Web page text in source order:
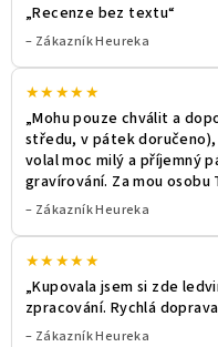
„Recenze bez textu“
– Zákazník Heureka
★★★★★
„Mohu pouze chválit a
středu, v pátek
volal moc milý a příjemný
gravírování. Za mou osobu
– Zákazník Heureka
★★★★★
„Kupovala jsem si zde
zpracování. Rychlá
– Zákazník Heureka